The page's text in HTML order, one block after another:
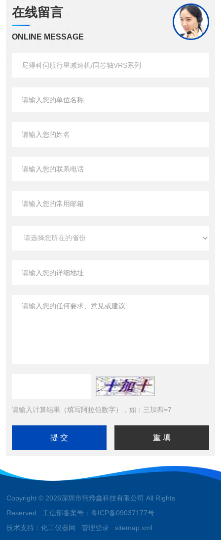
在线留言
ONLINE MESSAGE
请输入计算结果（填写阿拉伯数字），如：三加四=7
Copyright © 2026深圳市伟烨鑫科技有限公司 All Rights
Reserved 工信部备案号： 粤ICP备09037177号
技术支持：化工仪器网 管理登录 sitemap.xml